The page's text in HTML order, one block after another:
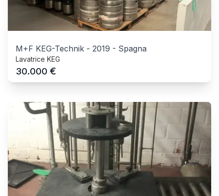
M+F KEG-Technik - 2019 - Spagna
Lavatrice KEG
30.000 €